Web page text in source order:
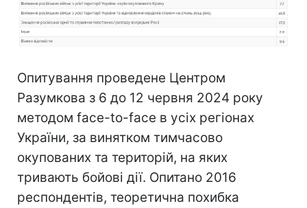
Опитування проведене Центром
Разумкова з 6 до 12 червня 2024 року
методом face-to-face в усіх регіонах
України, за винятком тимчасово
окупованих та територій, на яких
тривають бойові дії. Опитано 2016
респондентів, теоретична похибка